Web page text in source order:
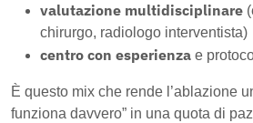
valutazione multidisciplinare
chirurgo, radiologo interventista)
centro con esperienza e
È questo mix che rende l’ablazione
funziona davvero” in una quota di